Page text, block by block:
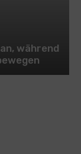
während